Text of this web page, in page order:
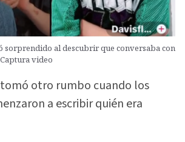
sorprendido al descubrir que conversaba con
video
otro rumbo cuando los
a escribir quién era